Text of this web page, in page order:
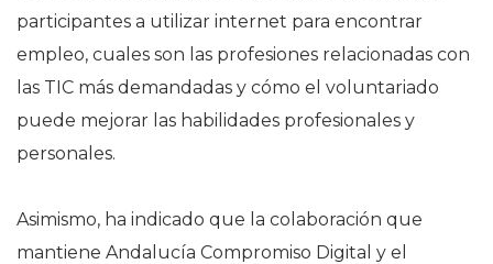
participantes a utilizar internet para encontrar
empleo, cuales son las profesiones relacionadas con
las TIC más demandadas y cómo el voluntariado
puede mejorar las habilidades profesionales y
personales.
Asimismo, ha indicado que la colaboración que
mantiene Andalucía Compromiso Digital y el